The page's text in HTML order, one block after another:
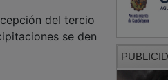
del tercio
se den